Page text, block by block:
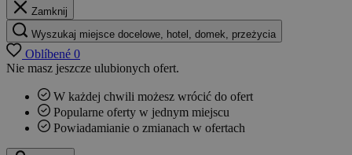
Zamknij
Wyszukaj miejsce docelowe, hotel, domek, przeżycia
Oblíbené 0
Nie masz jeszcze ulubionych ofert.
W każdej chwili możesz wrócić do ofert
Popularne oferty w jednym miejscu
Powiadamianie o zmianach w ofertach